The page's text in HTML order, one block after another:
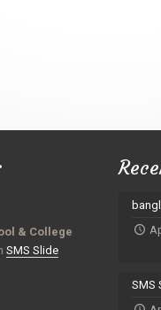
& College
SMS Slide
SMS